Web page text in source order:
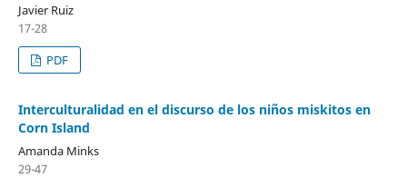
Javier Ruiz
17-28
PDF
Interculturalidad en el discurso de los niños miskitos en
Corn Island
Amanda Minks
29-47